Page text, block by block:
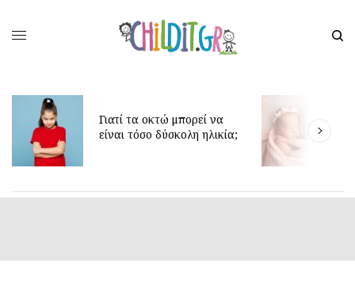
Γιατί τα οκτώ μπορεί να
είναι τόσο δύσκολη ηλικία;